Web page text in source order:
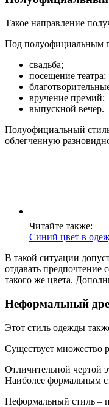
Такое направление
Под полуофициальным
свадьба;
посещение театра;
вручение премий;
выпускной вечер.
Полуофициальный стиль
облегченную
Читайте также:
Синий цвет в
В такой ситуации
отдавать
такого же цвета.
Неформальный
Этот стиль одежды
Существует множество
Отличительной чертой
Наиболее формальным
Неформальный стиль –